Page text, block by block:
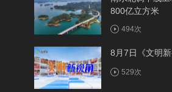
800亿立方米
494次
8月7日《文明新
529次